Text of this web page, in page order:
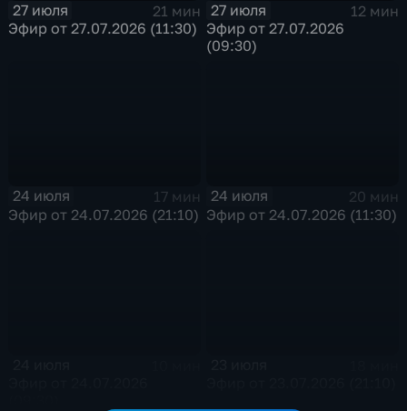
27 июля
21 мин
Эфир от 27.07.2026 (11:30)
27 июля
12 мин
Эфир от 27.07.2026
(09:30)
24 июля
17 мин
Эфир от 24.07.2026 (21:10)
24 июля
20 мин
Эфир от 24.07.2026 (11:30)